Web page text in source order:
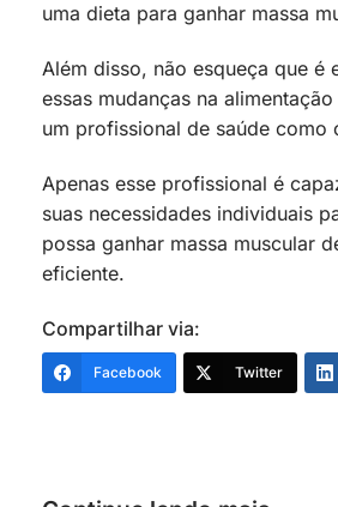
uma dieta para ganhar massa
Além disso, não esqueça que é
essas mudanças na
um profissional de saúde como
Apenas esse profissional é
suas necessidades individuais
possa ganhar massa muscular
eficiente.
Compartilhar via:
Facebook Twitter